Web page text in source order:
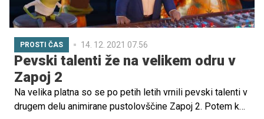
PROSTI ČAS 14. 12. 2021 07.56
Pevski talenti že na velikem odru v
Zapoj 2
Na velika platna so se po petih letih vrnili pevski talenti v
drugem delu animirane pustolovščine Zapoj 2. Potem ko